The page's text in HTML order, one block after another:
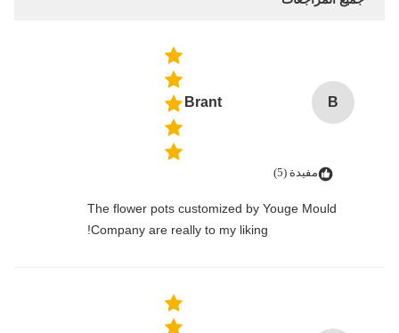
B
Brant
مفيدة (5)
The flower pots customized by Youge Mould
Company are really to my liking!